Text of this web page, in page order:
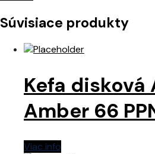
Súvisiace produkty
Kefa disková
Amber 66
Viac info